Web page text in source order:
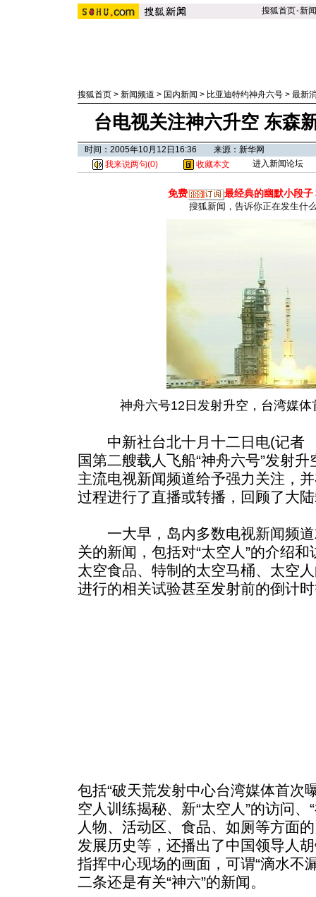
搜狐首页-新闻
搜狐首页 > 新闻频道 > 国内新闻 > 比亚迪特约神舟六号 > 最新
台电视关注神六升空 东森
时间：2005年10月12日16:36 来源：新华网
我来说两句(0) 收藏本文 进入新闻论坛
免费 最经典的幽默小段子
搜狐新闻，告诉你正在发生什
神舟六号12日发射升空，台湾媒
中新社台北十月十二日电(记者
国第二艘载人飞船“神舟六号”发射
主流电视新闻频道给予强力关注，
过程进行了直播或转播，回顾了大
一大早，岛内多数电视新闻频道
关的新闻，包括对“太空人”的介绍
太空食品、特制的太空马桶、太空
进行的相关试验甚至发射前的倒计
包括“破天荒发射中心台湾媒体首次
空人训练揭秘、新“太空人”的访问、
人物、活动区、食品、如厕等方面
发展历史等，还播出了中国领导人
指挥中心现场的画面，可谓“滴水不
二条还是有关“神六”的新闻。